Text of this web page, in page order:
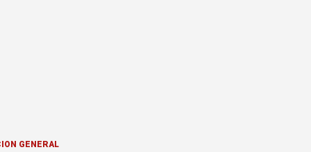
GENERAL